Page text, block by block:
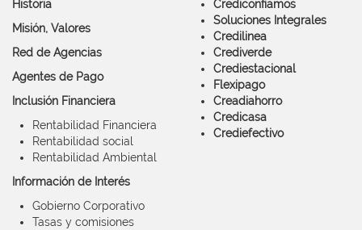
Historia
Misión, Valores
Red de Agencias
Agentes de Pago
Inclusión Financiera
Rentabilidad Financiera
Rentabilidad social
Rentabilidad Ambiental
Información de Interés
Gobierno Corporativo
Tasas y comisiones
Crediconfiamos
Soluciones Integrales
Credilinea
Crediverde
Crediestacional
Flexipago
Creadiahorro
Credicasa
Crediefectivo